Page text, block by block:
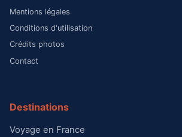
Mentions légales
Conditions d'utilisation
Crédits photos
Contact
Destinations
Voyage en France